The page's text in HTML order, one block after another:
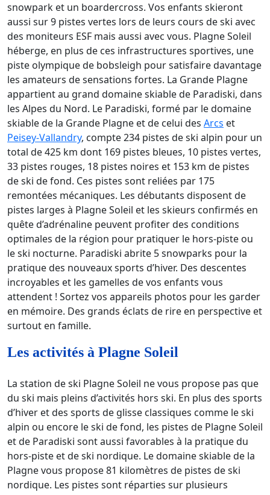
snowpark et un boardercross. Vos enfants skieront
aussi sur 9 pistes vertes lors de leurs cours de ski avec
des moniteurs ESF mais aussi avec vous. Plagne Soleil
héberge, en plus de ces infrastructures sportives, une
piste olympique de bobsleigh pour satisfaire davantage
les amateurs de sensations fortes. La Grande Plagne
appartient au grand domaine skiable de Paradiski, dans
les Alpes du Nord. Le Paradiski, formé par le domaine
skiable de la Grande Plagne et de celui des Arcs et
Peisey-Vallandry, compte 234 pistes de ski alpin pour un
total de 425 km dont 169 pistes bleues, 10 pistes vertes,
33 pistes rouges, 18 pistes noires et 153 km de pistes
de ski de fond. Ces pistes sont reliées par 175
remontées mécaniques. Les débutants disposent de
pistes larges à Plagne Soleil et les skieurs confirmés en
quête d’adrénaline peuvent profiter des conditions
optimales de la région pour pratiquer le hors-piste ou
le ski nocturne. Paradiski abrite 5 snowparks pour la
pratique des nouveaux sports d’hiver. Des descentes
incroyables et les gamelles de vos enfants vous
attendent ! Sortez vos appareils photos pour les garder
en mémoire. Des grands éclats de rire en perspective et
surtout en famille.
Les activités à Plagne Soleil
La station de ski Plagne Soleil ne vous propose pas que
du ski mais pleins d’activités hors ski. En plus des sports
d’hiver et des sports de glisse classiques comme le ski
alpin ou encore le ski de fond, les pistes de Plagne Soleil
et de Paradiski sont aussi favorables à la pratique du
hors-piste et de ski nordique. Le domaine skiable de la
Plagne vous propose 81 kilomètres de pistes de ski
nordique. Les pistes sont réparties sur plusieurs